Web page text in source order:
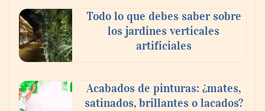
Paso a paso: ¿cómo prepararse para la
transición a la jornada de 40 horas? Guía
InfoBlock
Todo lo que debes saber sobre
los jardines verticales
artificiales
Acabados de pinturas: ¿mates,
satinados, brillantes o lacados?